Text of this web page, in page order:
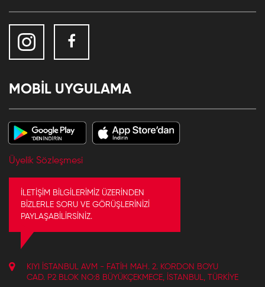
MOBİL UYGULAMA
Üyelik Sözleşmesi
İLETİŞİM BİLGİLERİMİZ ÜZERİNDEN
BİZLERLE SORU VE GÖRÜŞLERİNİZİ
PAYLAŞABİLİRSİNİZ.
KIYI İSTANBUL AVM - FATIH MAH. 2. KORDON BOYU
CAD. P2 BLOK NO:8 BÜYÜKÇEKMECE, İSTANBUL, TÜRKIYE